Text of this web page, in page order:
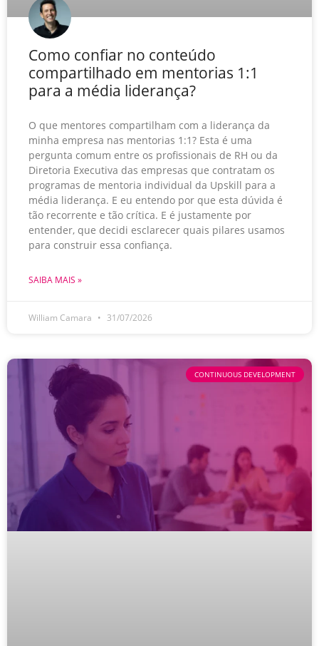
Como confiar no conteúdo
compartilhado em mentorias 1:1
para a média liderança?
O que mentores compartilham com a liderança da
minha empresa nas mentorias 1:1? Esta é uma
pergunta comum entre os profissionais de RH ou da
Diretoria Executiva das empresas que contratam os
programas de mentoria individual da Upskill para a
média liderança. E eu entendo por que esta dúvida é
tão recorrente e tão crítica. E é justamente por
entender, que decidi esclarecer quais pilares usamos
para construir essa confiança.
SAIBA MAIS »
William Camara 31/07/2026
CONTINUOUS DEVELOPMENT